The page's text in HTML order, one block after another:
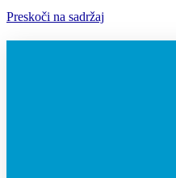
Preskoči na sadržaj